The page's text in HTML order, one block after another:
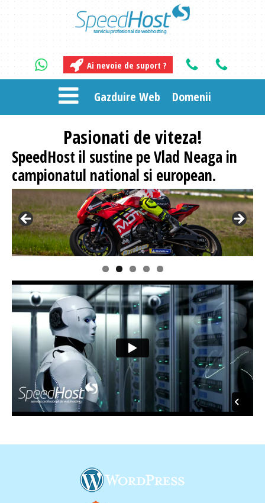
Ai nevoie de suport ?
Gazduire Web Domenii
Pasionati de viteza!
SpeedHost il sustine pe Vlad Neaga in
campionatul national si european.